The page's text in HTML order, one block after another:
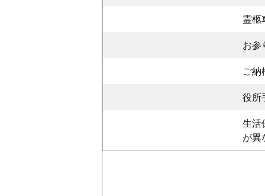
霊柩
お参
ご納
役所
生活
が異